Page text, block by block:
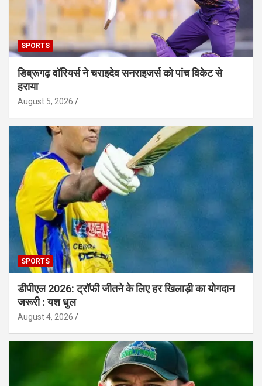
SPORTS
डिब्रूगढ़ वॉरियर्स ने चराइदेव सनराइजर्स को पांच विकेट से
हराया
August 5, 2026
SPORTS
डीपीएल 2026: ट्रॉफी जीतने के लिए हर खिलाड़ी का योगदान
जरूरी : यश धुल
August 4, 2026